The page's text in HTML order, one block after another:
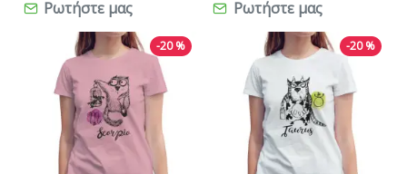
Ρωτήστε μας Ρωτήστε μας
-20 % -20 %